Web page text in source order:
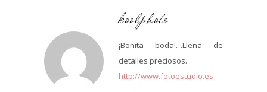
koolphoto
¡Bonita boda!…Llena de
detalles preciosos.
http://www.fotoestudio.es